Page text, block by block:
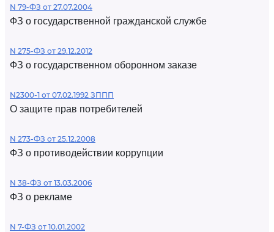
N 79-ФЗ от 27.07.2004
ФЗ о государственной гражданской службе
N 275-ФЗ от 29.12.2012
ФЗ о государственном оборонном заказе
N2300-1 от 07.02.1992 ЗППП
О защите прав потребителей
N 273-ФЗ от 25.12.2008
ФЗ о противодействии коррупции
N 38-ФЗ от 13.03.2006
ФЗ о рекламе
N 7-ФЗ от 10.01.2002